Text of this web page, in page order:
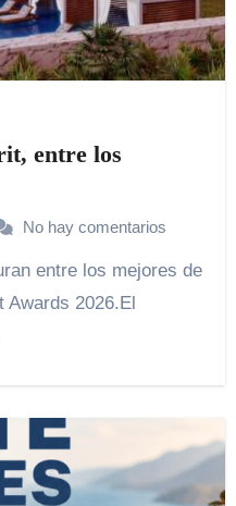
entre los
No hay comentarios
Awards 2026.El